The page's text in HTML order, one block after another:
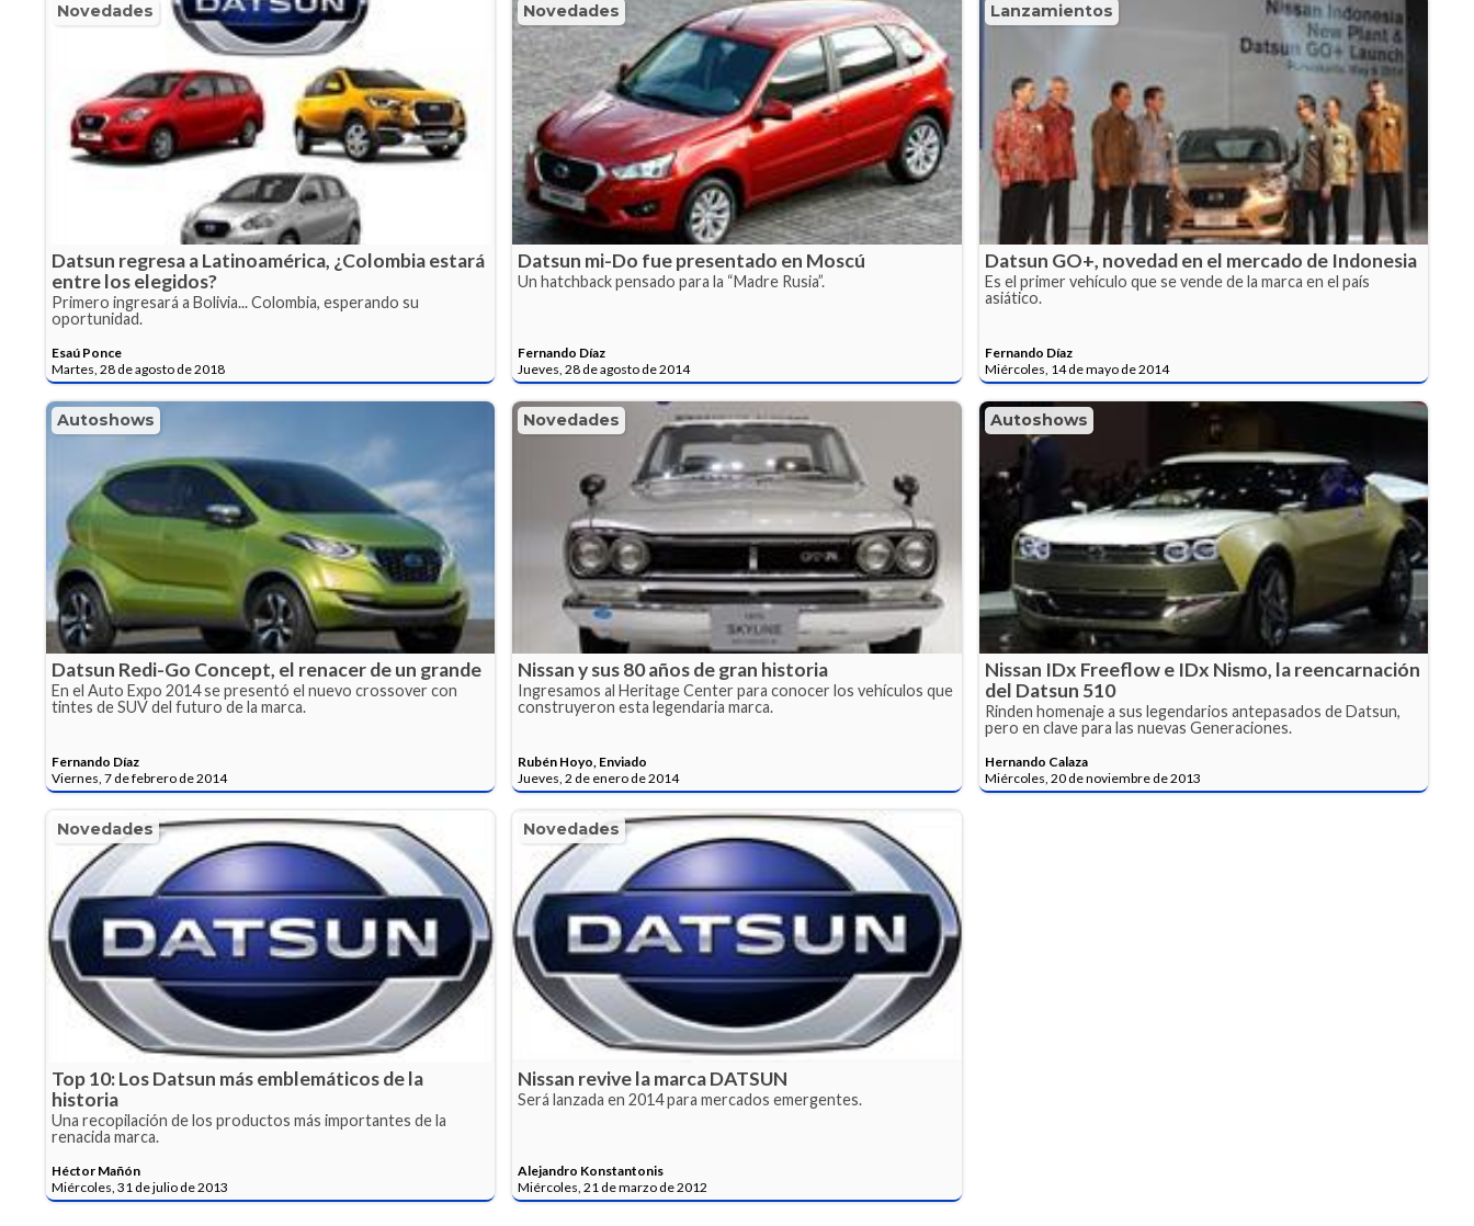
Novedades
Datsun regresa a Latinoamérica, ¿Colombia estará
entre los elegidos?
Primero ingresará a Bolivia... Colombia, esperando su
oportunidad.
Esaú Ponce
Martes, 28 de agosto de 2018
Novedades
Datsun mi-Do fue presentado en Moscú
Un hatchback pensado para la “Madre Rusia”.
Fernando Díaz
Jueves, 28 de agosto de 2014
Lanzamientos
Datsun GO+, novedad en el mercado de Indonesia
Es el primer vehículo que se vende de la marca en el país
asiático.
Fernando Díaz
Miércoles, 14 de mayo de 2014
Autoshows
Datsun Redi-Go Concept, el renacer de un grande
En el Auto Expo 2014 se presentó el nuevo crossover con
tintes de SUV del futuro de la marca.
Fernando Díaz
Viernes, 7 de febrero de 2014
Novedades
Nissan y sus 80 años de gran historia
Ingresamos al Heritage Center para conocer los vehículos que
construyeron esta legendaria marca.
Rubén Hoyo, Enviado
Jueves, 2 de enero de 2014
Autoshows
Nissan IDx Freeflow e IDx Nismo, la reencarnación
del Datsun 510
Rinden homenaje a sus legendarios antepasados de Datsun,
pero en clave para las nuevas Generaciones.
Hernando Calaza
Miércoles, 20 de noviembre de 2013
Novedades
Top 10: Los Datsun más emblemáticos de la
historia
Una recopilación de los productos más importantes de la
renacida marca.
Héctor Mañón
Miércoles, 31 de julio de 2013
Novedades
Nissan revive la marca DATSUN
Será lanzada en 2014 para mercados emergentes.
Alejandro Konstantonis
Miércoles, 21 de marzo de 2012